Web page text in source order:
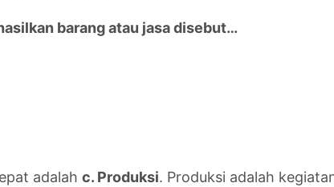
barang atau jasa disebut…
adalah c. Produksi. Produksi adalah